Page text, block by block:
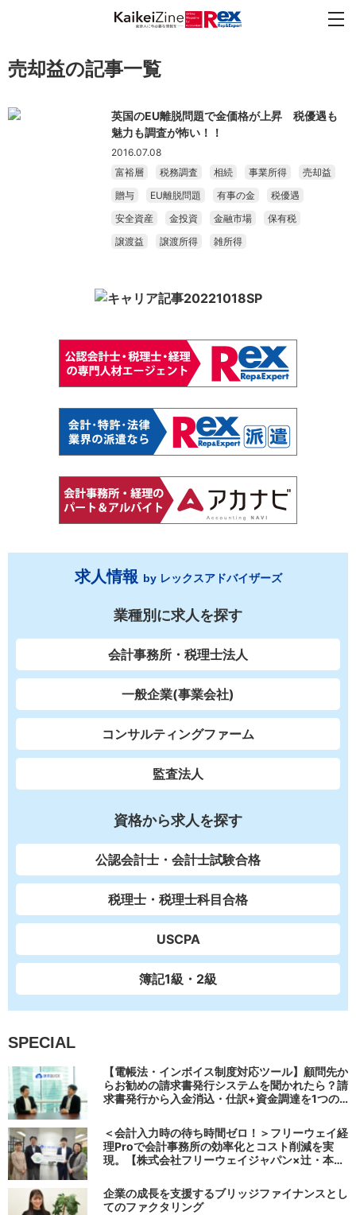
売却益の記事一覧
英国のEU離脱問題で金価格が上昇 税優遇も
魅力も調査が怖い！！
2016.07.08
富裕層
税務調査 相続 事業所得
売却益
贈与
EU離脱問題 有事の金
税優遇
安全資産
金投資 金融市場
保有税
譲渡益
譲渡所得 雑所得
求人情報 by レックスアドバイザーズ
業種別に求人を探す
会計事務所・税理士法人
一般企業(事業会社)
コンサルティングファーム
監査法人
資格から求人を探す
公認会計士・会計士試験合格
税理士・税理士科目合格
USCPA
簿記1級・2級
SPECIAL
【電帳法・インボイス制度対応ツール】顧問先か
らお勧めの請求書発行システムを聞かれたら？請
求書発行から入金消込・仕訳+資金調達を1つの
＜会計入力時の待ち時間ゼロ！＞フリーウェイ経
理Proで会計事務所の効率化とコスト削減を実
現。【株式会社フリーウェイジャパン×辻・本郷
企業の成長を支援するブリッジファイナンスとし
てのファクタリング